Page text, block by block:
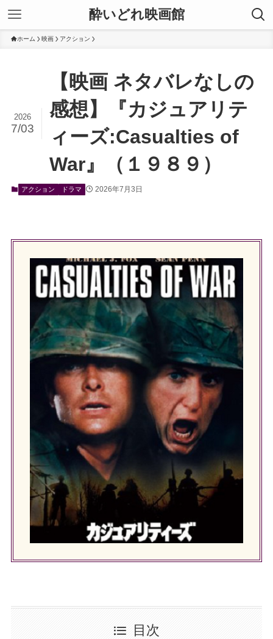
酔いどれ映画館
ホーム 映画 アクション
【映画 ネタバレなしの
感想】『カジュアリテ
ィーズ:Casualties of
War』（１９８９）
2026
7/03
アクション ドラマ 2026年7月3日
目次